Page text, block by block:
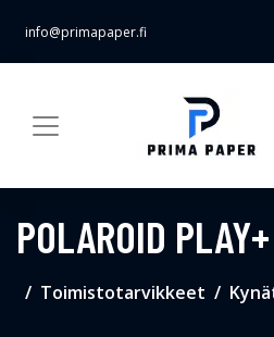
info@primapaper.fi
POLAROID
Toimistotarvikkeet